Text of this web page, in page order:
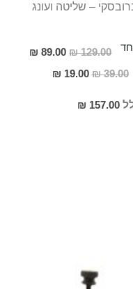
– שליטה ועונג
129.00 ₪
מחיר
מבצע
89.00 ₪
39.00 ₪
מחיר
19.00 ₪
157.00 ₪